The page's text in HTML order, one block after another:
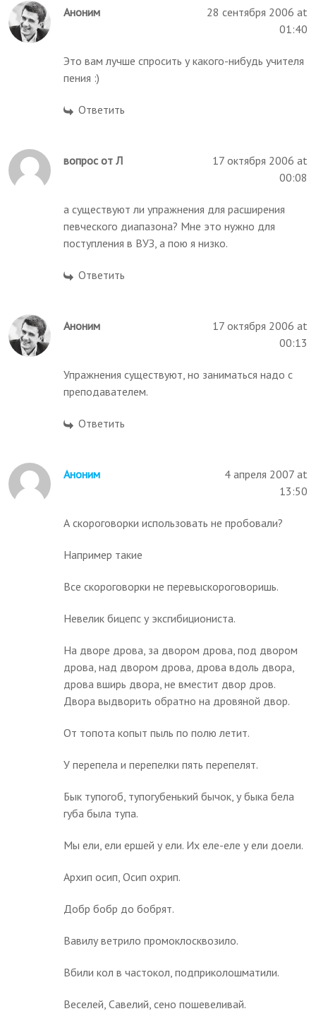
Аноним
28 сентября 2006 at
01:40
Это вам лучше спросить у какого-нибудь учителя
пения :)
Ответить
вопрос от Л
17 октября 2006 at
00:08
а существуют ли упражнения для расширения
певческого диапазона? Мне это нужно для
поступления в ВУЗ, а пою я низко.
Ответить
Аноним
17 октября 2006 at
00:13
Упражнения существуют, но заниматься надо с
преподавателем.
Ответить
Аноним
4 апреля 2007 at
13:50
А скороговорки использовать не пробовали?
Например такие
Все скороговорки не перевыскороговоришь.
Невелик бицепс у эксгибициониста.
На дворе дрова, за двором дрова, под двором
дрова, над двором дрова, дрова вдоль двора,
дрова вширь двора, не вместит двор дров.
Двора выдворить обратно на дровяной двор.
От топота копыт пыль по полю летит.
У перепела и перепелки пять перепелят.
Бык тупогоб, тупогубенький бычок, у быка бела
губа была тупа.
Мы ели, ели ершей у ели. Их еле-еле у ели доели.
Архип осип, Осип охрип.
Добр бобр до бобрят.
Вавилу ветрило промоклосквозило.
Вбили кол в частокол, подприколошматили.
Веселей, Савелий, сено пошевеливай.